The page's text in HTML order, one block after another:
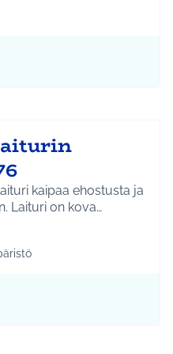
Hyrylä
mukaan: Ympäristö
kaipaa ehostusta ja
Laituri on kova…
Etelä-Tuusulan kylät
teeman mukaan: